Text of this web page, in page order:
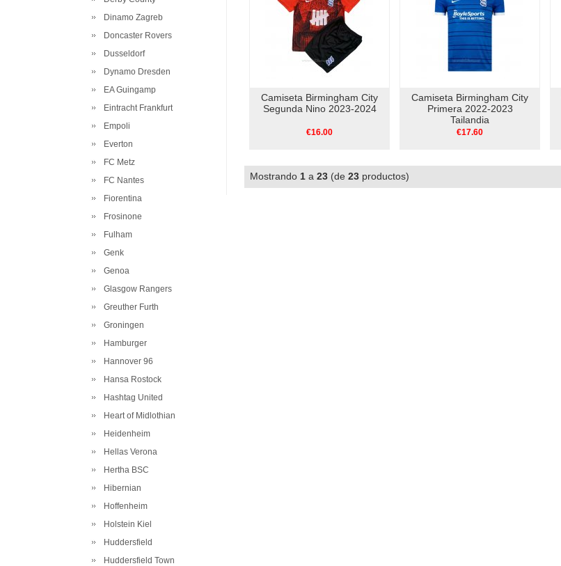
Dinamo Zagreb
Doncaster Rovers
Dusseldorf
Dynamo Dresden
EA Guingamp
Eintracht Frankfurt
Empoli
Everton
FC Metz
FC Nantes
Fiorentina
Frosinone
Fulham
Genk
Genoa
Glasgow Rangers
Greuther Furth
Groningen
Hamburger
Hannover 96
Hansa Rostock
Hashtag United
Heart of Midlothian
Heidenheim
Hellas Verona
Hertha BSC
Hibernian
Hoffenheim
Holstein Kiel
Huddersfield
Huddersfield Town
Camiseta Birmingham City
Segunda Nino 2023-2024
€16.00
Camiseta Birmingham City
Primera 2022-2023
Tailandia
€17.60
Mostrando 1 a 23 (de 23 productos)